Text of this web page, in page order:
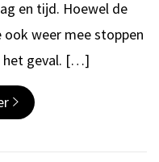
en tijd. Hoewel de
weer mee stoppen
het geval. […]